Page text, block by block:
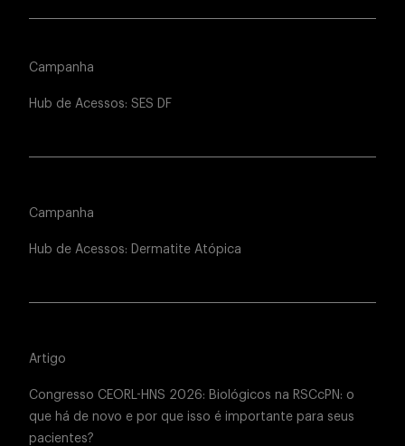
Campanha
Hub de Acessos: SES DF
Campanha
Hub de Acessos: Dermatite Atópica
Artigo
Congresso CEORL-HNS 2026: Biológicos na RSCcPN: o
que há de novo e por que isso é importante para seus
pacientes?